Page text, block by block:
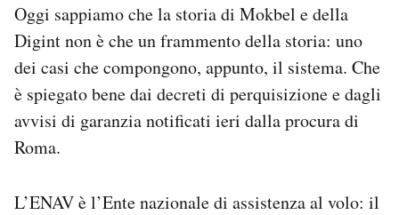
Oggi sappiamo che la storia di Mokbel e della
Digint non è che un frammento della storia: uno
dei casi che compongono, appunto, il sistema. Che
è spiegato bene dai decreti di perquisizione e dagli
avvisi di garanzia notificati ieri dalla procura di
Roma.
L’ENAV è l’Ente nazionale di assistenza al volo: il